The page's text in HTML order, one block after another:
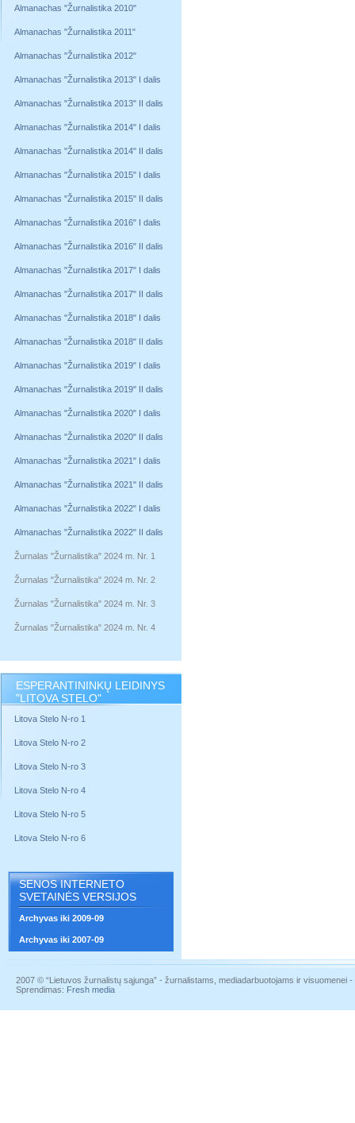
Almanachas "Žurnalistika 2010"
Almanachas "Žurnalistika 2011"
Almanachas "Žurnalistika 2012"
Almanachas "Žurnalistika 2013" I dalis
Almanachas "Žurnalistika 2013" II dalis
Almanachas "Žurnalistika 2014" I dalis
Almanachas "Žurnalistika 2014" II dalis
Almanachas "Žurnalistika 2015" I dalis
Almanachas "Žurnalistika 2015" II dalis
Almanachas "Žurnalistika 2016" I dalis
Almanachas "Žurnalistika 2016" II dalis
Almanachas "Žurnalistika 2017" I dalis
Almanachas "Žurnalistika 2017" II dalis
Almanachas "Žurnalistika 2018" I dalis
Almanachas "Žurnalistika 2018" II dalis
Almanachas "Žurnalistika 2019" I dalis
Almanachas "Žurnalistika 2019" II dalis
Almanachas "Žurnalistika 2020" I dalis
Almanachas "Žurnalistika 2020" II dalis
Almanachas "Žurnalistika 2021" I dalis
Almanachas "Žurnalistika 2021" II dalis
Almanachas "Žurnalistika 2022" I dalis
Almanachas "Žurnalistika 2022" II dalis
Žurnalas "Žurnalistika" 2024 m. Nr. 1
Žurnalas "Žurnalistika" 2024 m. Nr. 2
Žurnalas "Žurnalistika" 2024 m. Nr. 3
Žurnalas "Žurnalistika" 2024 m. Nr. 4
ESPERANTININKŲ LEIDINYS
"LITOVA STELO"
Litova Stelo N-ro 1
Litova Stelo N-ro 2
Litova Stelo N-ro 3
Litova Stelo N-ro 4
Litova Stelo N-ro 5
Litova Stelo N-ro 6
SENOS INTERNETO
SVETAINĖS VERSIJOS
Archyvas iki 2009-09
Archyvas iki 2007-09
2007 © “Lietuvos žurnalistų sąjunga” - žurnalistams, mediadarbuotojams ir visuomenei
Sprendimas: Fresh media